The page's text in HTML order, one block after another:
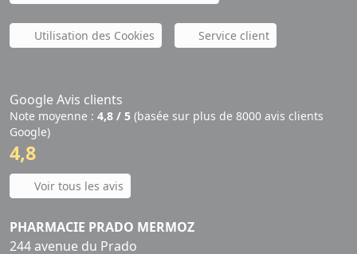
Utilisation des Cookies Service client
Google Avis clients
Note moyenne : 4,8 / 5 (basée sur plus de 8000 avis clients
Google)
4,8
Voir tous les avis
PHARMACIE PRADO MERMOZ
244 avenue du Prado